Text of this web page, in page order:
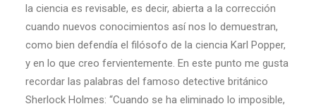
la ciencia es revisable, es decir, abierta a la corrección
cuando nuevos conocimientos así nos lo demuestran,
como bien defendía el filósofo de la ciencia Karl Popper,
y en lo que creo fervientemente. En este punto me gusta
recordar las palabras del famoso detective británico
Sherlock Holmes: “Cuando se ha eliminado lo imposible,